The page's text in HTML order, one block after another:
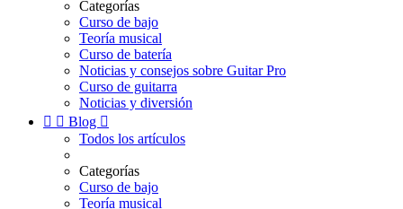
Categorías
Curso de bajo
Teoría musical
Curso de batería
Noticias y consejos sobre Guitar Pro
Curso de guitarra
Noticias y diversión
  Blog 
Todos los artículos
Categorías
Curso de bajo
Teoría musical